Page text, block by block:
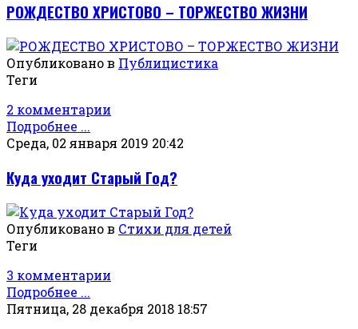
РОЖДЕСТВО ХРИСТОВО – ТОРЖЕСТВО ЖИЗНИ
Опубликовано в Публицистика
Теги
2 комментарии
Подробнее ...
Среда, 02 января 2019 20:42
Куда уходит Старый Год?
Опубликовано в Стихи для детей
Теги
3 комментарии
Подробнее ...
Пятница, 28 декабря 2018 18:57